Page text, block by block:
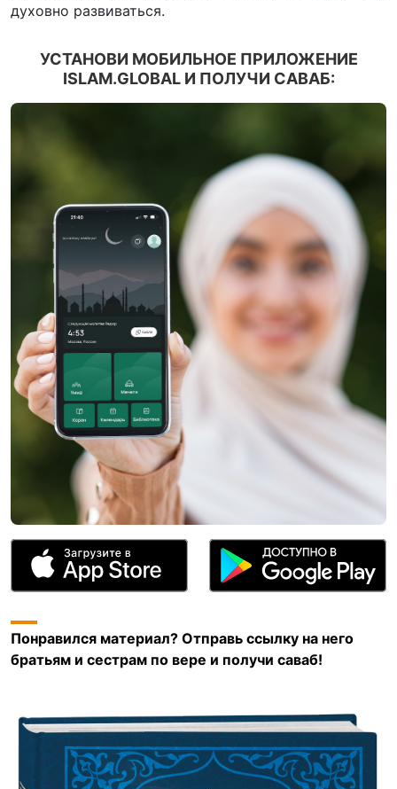
духовно развиваться.
УСТАНОВИ МОБИЛЬНОЕ ПРИЛОЖЕНИЕ
ISLAM.GLOBAL И ПОЛУЧИ САВАБ:
Понравился материал? Отправь ссылку на него
братьям и сестрам по вере и получи саваб!